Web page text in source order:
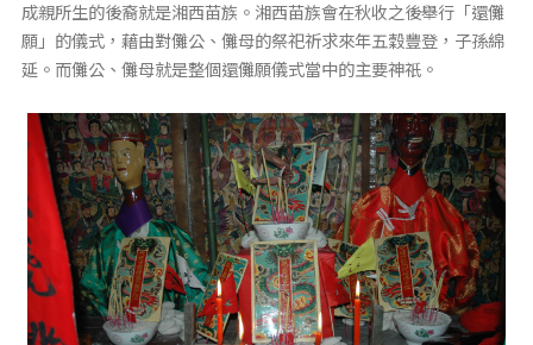
成親所生的後裔就是湘西苗族。湘西苗族會在秋收之後舉行「還儺
願」的儀式，藉由對儺公、儺母的祭祀祈求來年五穀豐登，子孫綿
延。而儺公、儺母就是整個還儺願儀式當中的主要神祇。